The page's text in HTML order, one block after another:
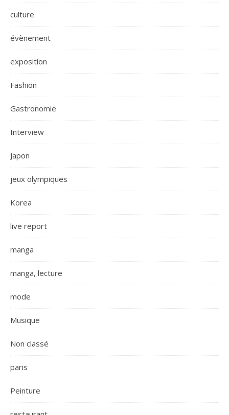
culture
évènement
exposition
Fashion
Gastronomie
Interview
Japon
jeux olympiques
Korea
live report
manga
manga, lecture
mode
Musique
Non classé
paris
Peinture